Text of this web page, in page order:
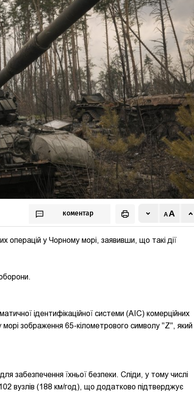
коментар
операцій у Чорному морі, заявивши, що такі дії
ідентифікаційної системи (АІС) комерційних
зображення 65-кілометрового символу "Z", який
забезпечення їхньої безпеки. Сліди, у тому числі
вузлів (188 км/год), що додатково підтверджує